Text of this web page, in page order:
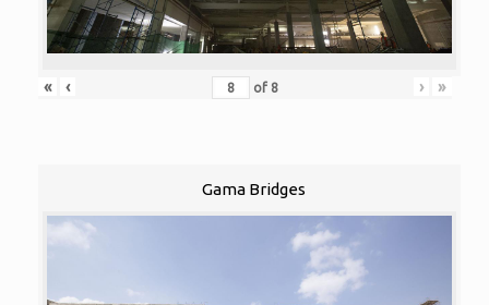
« ‹ of 8 › »
Gama Bridges